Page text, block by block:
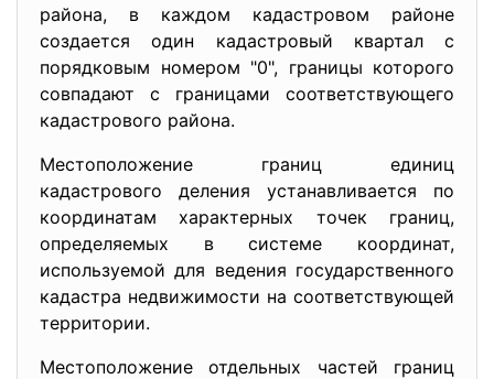
района, в каждом кадастровом районе
создается один кадастровый квартал с
порядковым номером "0", границы которого
совпадают с границами соответствующего
кадастрового района.
Местоположение границ единиц
кадастрового деления устанавливается по
координатам характерных точек границ,
определяемых в системе координат,
используемой для ведения государственного
кадастра недвижимости на соответствующей
территории.
Местоположение отдельных частей границ